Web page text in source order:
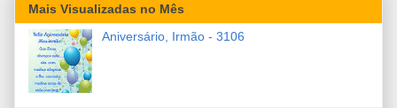
Mais Visualizadas no Mês
Aniversário, Irmão - 3106